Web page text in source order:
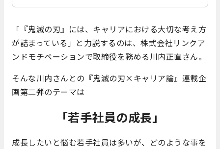
「『鬼滅の刃』には、キャリアにおける大切な考え方
が詰まっている」と力説するのは、株式会社リンクア
ンドモチベーションで取締役を務める川内正直さん。
そんな川内さんとの『鬼滅の刃×キャリア論』連載企
画第二弾のテーマは
「若手社員の成長」
成長したいと悩む若手社員は多いが、どのような事を